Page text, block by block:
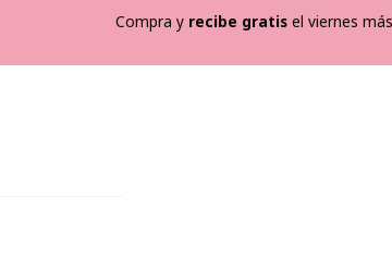
Compra y recibe gratisel viernes